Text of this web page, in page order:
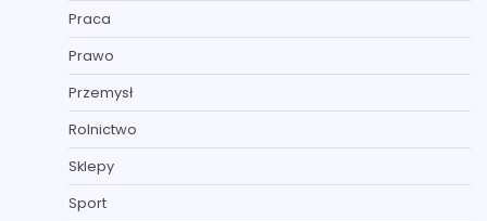
Praca
Prawo
Przemysł
Rolnictwo
Sklepy
Sport